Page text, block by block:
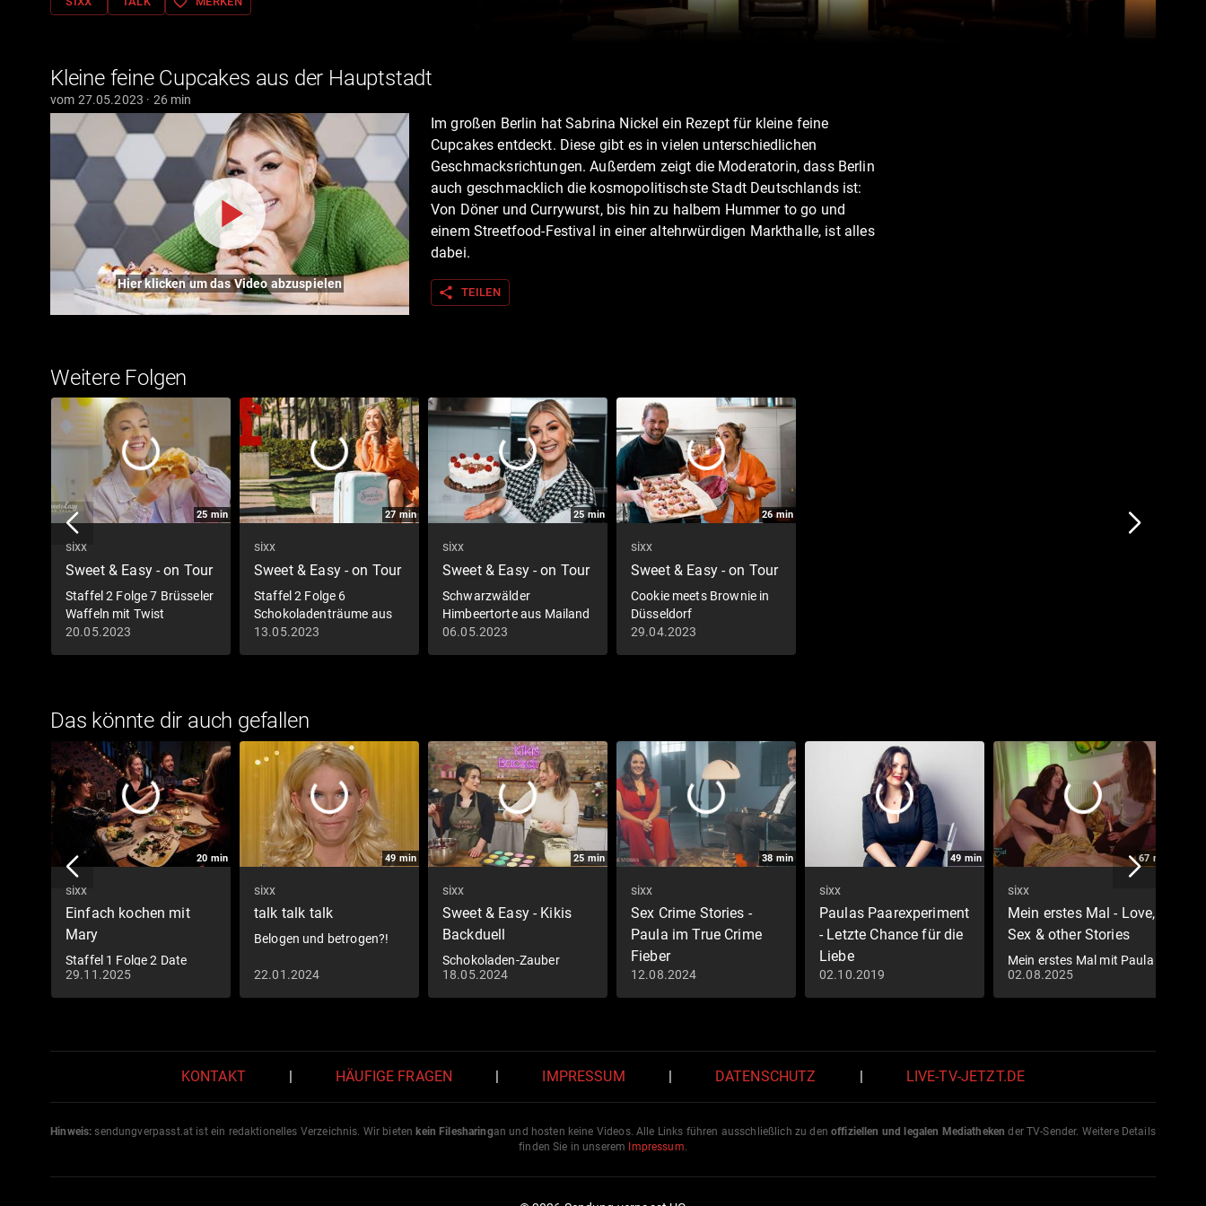
Kleine feine Cupcakes aus der Hauptstadt
vom 27.05.2023 · 26 min
Hier klicken um das Video abzuspielen
Im großen Berlin hat Sabrina Nickel ein Rezept für kleine feine
Cupcakes entdeckt. Diese gibt es in vielen unterschiedlichen
Geschmacksrichtungen. Außerdem zeigt die Moderatorin, dass Berlin
auch geschmacklich die kosmopolitischste Stadt Deutschlands ist:
Von Döner und Currywurst, bis hin zu halbem Hummer to go und
einem Streetfood-Festival in einer altehrwürdigen Markthalle, ist alles
dabei.
share TEILEN
Weitere Folgen
25 min
sixx
Sweet & Easy - on Tour
Staffel 2 Folge 7 Brüsseler
Waffeln mit Twist
20.05.2023
27 min
sixx
Sweet & Easy - on Tour
Staffel 2 Folge 6
Schokoladenträume aus
Mallorca
13.05.2023
25 min
sixx
Sweet & Easy - on Tour
Schwarzwälder
Himbeertorte aus Mailand
06.05.2023
26min
sixx
Sweet & Easy - on Tour
Cookie meets Brownie in
Düsseldorf
29.04.2023
Das könnte dir auch gefallen
20 min
sixx
Einfach kochen mit
Mary
Staffel 1 Folge 2 Date
Night
29.11.2025
49 min
sixx
talk talk talk
Belogen und betrogen?!
22.01.2024
25 min
sixx
Sweet & Easy - Kikis
Backduell
Schokoladen-Zauber
18.05.2024
38 min
sixx
Sex Crime Stories -
Paula im True Crime
Fieber
Asche
12.08.2024
49 min
sixx
Paulas Paarexperiment
- Letzte Chance für die
Liebe
Folge 2
02.10.2019
67 min
sixx
Mein erstes Mal - Love,
Sex & other Stories
Mein erstes Mal mit Paula
Lambert - Teil 1
02.08.2025
KONTAKT HÄUFIGE FRAGEN IMPRESSUM DATENSCHUTZ LIVE-TV-JETZT.DE
Hinweis: sendungverpasst.at ist ein redaktionelles Verzeichnis. Wir bieten kein Filesharingan und hosten keine Videos. Alle Links führen ausschließlich zu den offiziellen und legalen Mediatheken der TV-Sender. Weitere Details
finden Sie in unserem Impressum.